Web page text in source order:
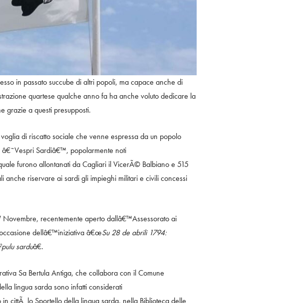
in passato succube di altri popoli, ma capace anche di
quartese qualche anno fa ha anche voluto dedicare la
grazie a questi presupposti.
di riscatto sociale che venne espressa da un popolo
Sardiâ€™, popolarmente noti
furono allontanati da Cagliari il VicerÃ© Balbiano e 515
anche riservare ai sardi gli impieghi militari e civili concessi
recentemente aperto dallâ€™Assessorato ai
dellâ€™iniziativa â€œSu 28 de abrili 1794:
sarduâ€.
Sa Bertula Antiga, che collabora con il Comune
lingua sarda sono infatti considerati